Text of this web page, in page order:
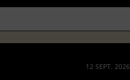
12 SEPT. 2026